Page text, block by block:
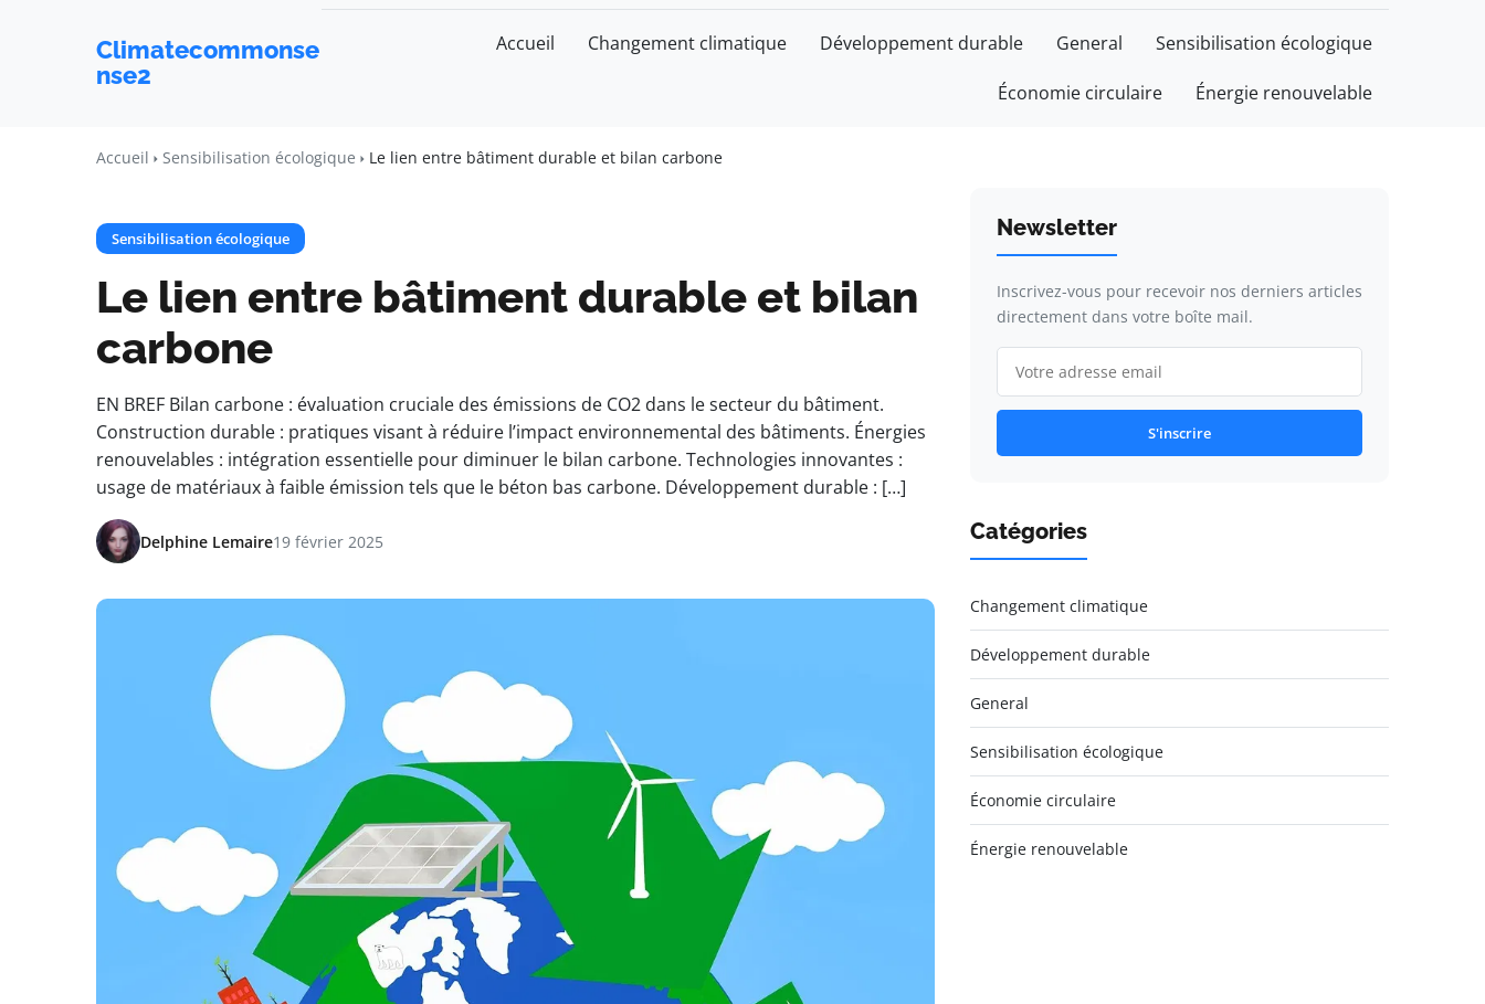
Climatecommonse
nse2
Accueil Changement climatique Développement durable General Sensibilisation écologique
Économie circulaire Énergie renouvelable
Accueil Sensibilisation écologique Le lien entre bâtiment durable et bilan carbone
Sensibilisation écologique
Le lien entre bâtiment durable et bilan
carbone
EN BREF Bilan carbone : évaluation cruciale des émissions de CO2 dans le secteur du bâtiment.
Construction durable : pratiques visant à réduire l’impact environnemental des bâtiments. Énergies
renouvelables : intégration essentielle pour diminuer le bilan carbone. Technologies innovantes :
usage de matériaux à faible émission tels que le béton bas carbone. Développement durable : […]
Delphine Lemaire19 février 2025
Newsletter
Inscrivez-vous pour recevoir nos derniers articles
directement dans votre boîte mail.
S'inscrire
Catégories
Changement climatique
Développement durable
General
Sensibilisation écologique
Économie circulaire
Énergie renouvelable